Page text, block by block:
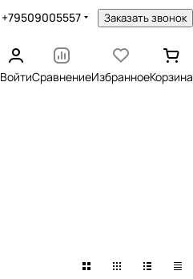
+79509005557 Заказать звонок
ВойтиСравнениеИзбранноеКорзина